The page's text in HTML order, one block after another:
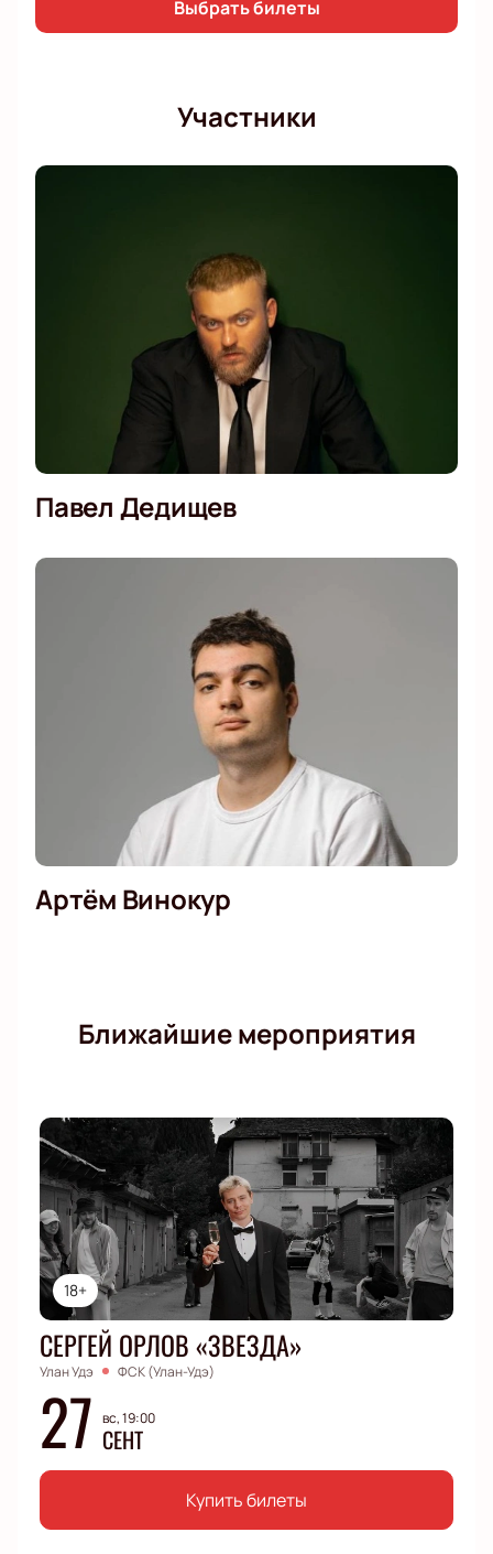
Выбрать билеты
Участники
Павел Дедищев
Артём Винокур
Ближайшие мероприятия
18+
СЕРГЕЙ ОРЛОВ «ЗВЕЗДА»
Улан Удэ ФСК (Улан-Удэ)
27 вс, 19:00
СЕНТ
Купить билеты